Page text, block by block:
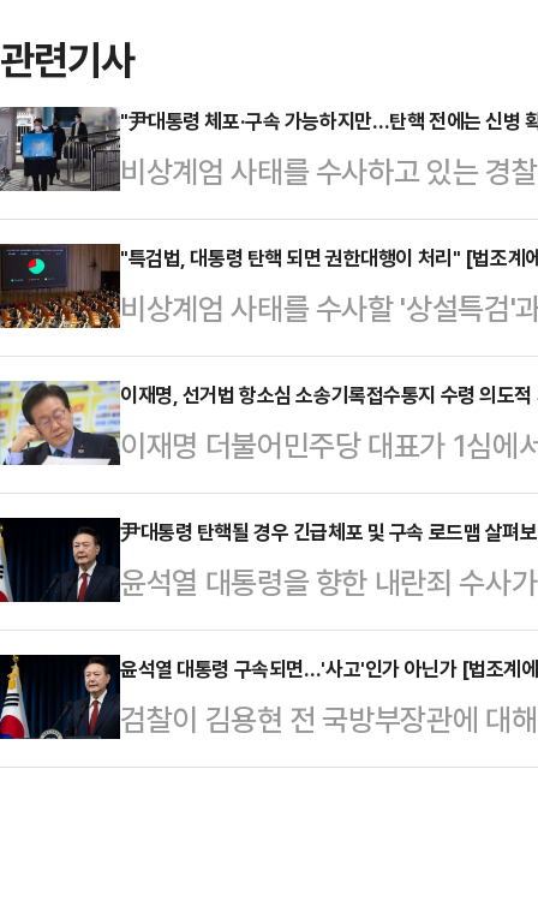
관련기사
"尹대통령 체포·구속 가능하지만…탄핵 전에는 신
비상계엄 사태를 수사하고 있는 경
하고 있다. 법조계에선 대통령실 경
수색은 막았지만 체포나 구속영장
공무집행방해죄로 체포될 수 있다
무정지가 안 된 현직 대통령에 대한
실적으로 경호를 뚫고 신병을 확보
통령이 탄핵 되기 전에는 신병을 확
이다.13일 법조계에 따…
"특검법, 대통령 탄핵 되면 권한대행이 처리" [법조
비상계엄 사태를 수사할 '상설특검'
통과됐지만 실효성을 두고 의문이
통령이 거부권을 행사할 수 있고,
사실상 거부가 가능하다는 점에서
문가들은 다만, 윤 대통령에 대한
가 정지되고 권한대행에게 권한이
되고 실효성 문제도 사라질 것이라
이날 본회의를 열고 …
이재명, 선거법 항소심 소송기록접수통지 수령 의
이재명 더불어민주당 대표가 1심에
직선거법 위반 사건 항소심과 관련
을 의도적으로 지연시키고 있다는
접수통지가 송달돼야 항소이유서
이 진행되는 만큼, 재판 지연을 노
그러면서 "법원은 항소심이 개시되
수를 사전에 방지해야 할 것"이라
르면 주진우 국민의힘 법률자…
尹대통령 탄핵될 경우 긴급체포 및 구속 로드맵 살
윤석열 대통령을 향한 내란죄 수사
대통령 탄핵 가능성도 점점 높아지
포 및 구속 등 강제수사 로드맵이
령 탄핵안이 국회에서 의결돼 직무
담도 줄고 검·경 등 수사기관의 수
윤석열 대통령 구속되면…'사고'인가 아닌가 [법조계
검찰이 김용현 전 국방부장관에 대
을 사실상 '내란 수괴'로 적시했다.